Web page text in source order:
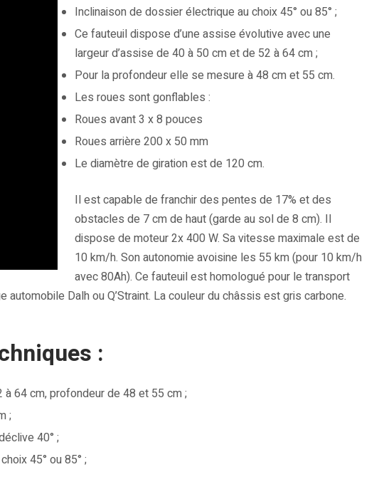
Inclinaison de dossier électrique au choix 45° ou 85° ;
Ce fauteuil dispose d’une assise évolutive avec une
largeur d’assise de 40 à 50 cm et de 52 à 64 cm ;
Pour la profondeur elle se mesure à 48 cm et 55 cm.
Les roues sont gonflables :
Roues avant 3 x 8 pouces
Roues arrière 200 x 50 mm
Le diamètre de giration est de 120 cm.
Il est capable de franchir des pentes de 17% et des
obstacles de 7 cm de haut (garde au sol de 8 cm). Il
dispose de moteur 2x 400 W. Sa vitesse maximale est de
10 km/h. Son autonomie avoisine les 55 km (pour 10 km/h
avec 80Ah). Ce fauteuil est homologué pour le transport
Dalh ou Q’Straint. La couleur du châssis est gris carbone.
:
64 cm, profondeur de 48 et 55 cm ;
;
40° ;
45° ou 85° ;